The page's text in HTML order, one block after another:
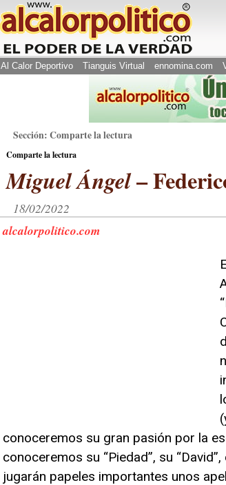
Al Calor Deportivo Tianguis Virtual ennomina.com
Sección: Comparte la lectura
Comparte la lectura
Miguel Ángel–
18/02/2022
alcalorpolitico.com
conoceremos su gran pasión por la
conoceremos su “Piedad”, su
jugarán papeles importantes unos